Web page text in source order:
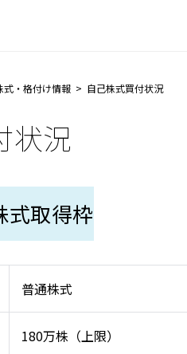
式・格付け情報 自己株式買付状況
状況
式取得枠
普通株式
180万株（上限）